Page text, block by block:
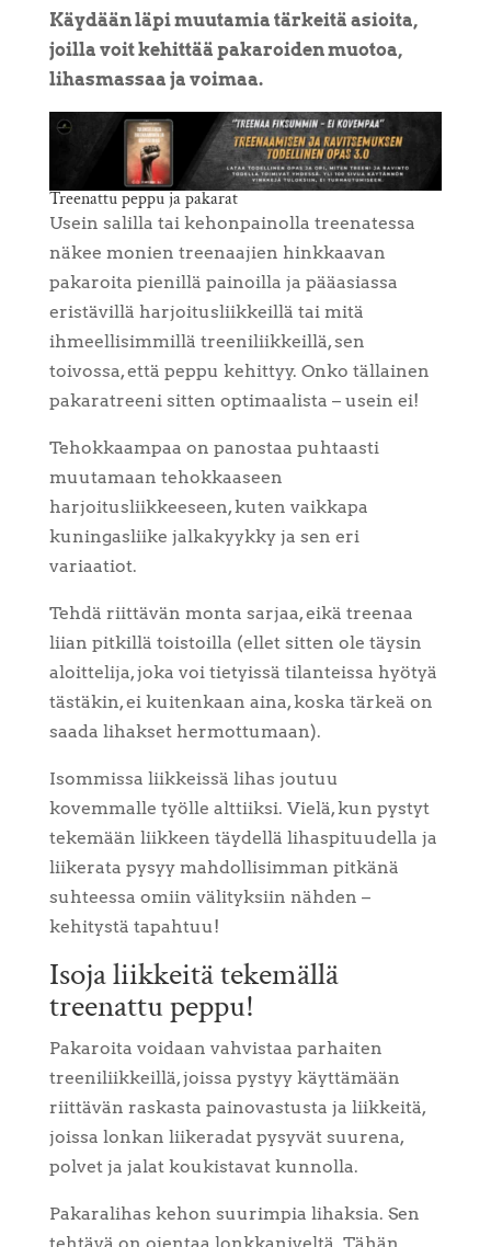
Käydään läpi muutamia tärkeitä asioita,
joilla voit kehittää pakaroiden muotoa,
lihasmassaa ja voimaa.
Treenattu peppu ja pakarat
Usein salilla tai kehonpainolla treenatessa
näkee monien treenaajien hinkkaavan
pakaroita pienillä painoilla ja pääasiassa
eristävillä harjoitusliikkeillä tai mitä
ihmeellisimmillä treeniliikkeillä, sen
toivossa, että peppu kehittyy. Onko tällainen
pakaratreeni sitten optimaalista – usein ei!
Tehokkaampaa on panostaa puhtaasti
muutamaan tehokkaaseen
harjoitusliikkeeseen, kuten vaikkapa
kuningasliike jalkakyykky ja sen eri
variaatiot.
Tehdä riittävän monta sarjaa, eikä treenaa
liian pitkillä toistoilla (ellet sitten ole täysin
aloittelija, joka voi tietyissä tilanteissa hyötyä
tästäkin, ei kuitenkaan aina, koska tärkeä on
saada lihakset hermottumaan).
Isommissa liikkeissä lihas joutuu
kovemmalle työlle alttiiksi. Vielä, kun pystyt
tekemään liikkeen täydellä lihaspituudella ja
liikerata pysyy mahdollisimman pitkänä
suhteessa omiin välityksiin nähden –
kehitystä tapahtuu!
Isoja liikkeitä tekemällä
treenattu peppu!
Pakaroita voidaan vahvistaa parhaiten
treeniliikkeillä, joissa pystyy käyttämään
riittävän raskasta painovastusta ja liikkeitä,
joissa lonkan liikeradat pysyvät suurena,
polvet ja jalat koukistavat kunnolla.
Pakaralihas kehon suurimpia lihaksia. Sen